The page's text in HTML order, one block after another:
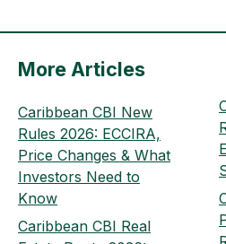
More Articles
Caribbean CBI New
Rules 2026: ECCIRA,
Price Changes & What
Investors Need to
Know
Caribbean CBI Real